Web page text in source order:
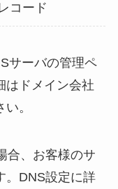
コード
サーバの管理ペ
はドメイン会社
。
合、お客様のサ
。DNS設定に詳